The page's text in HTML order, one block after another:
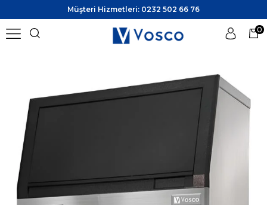
Müşteri Hizmetleri: 0232 502 66 76
0